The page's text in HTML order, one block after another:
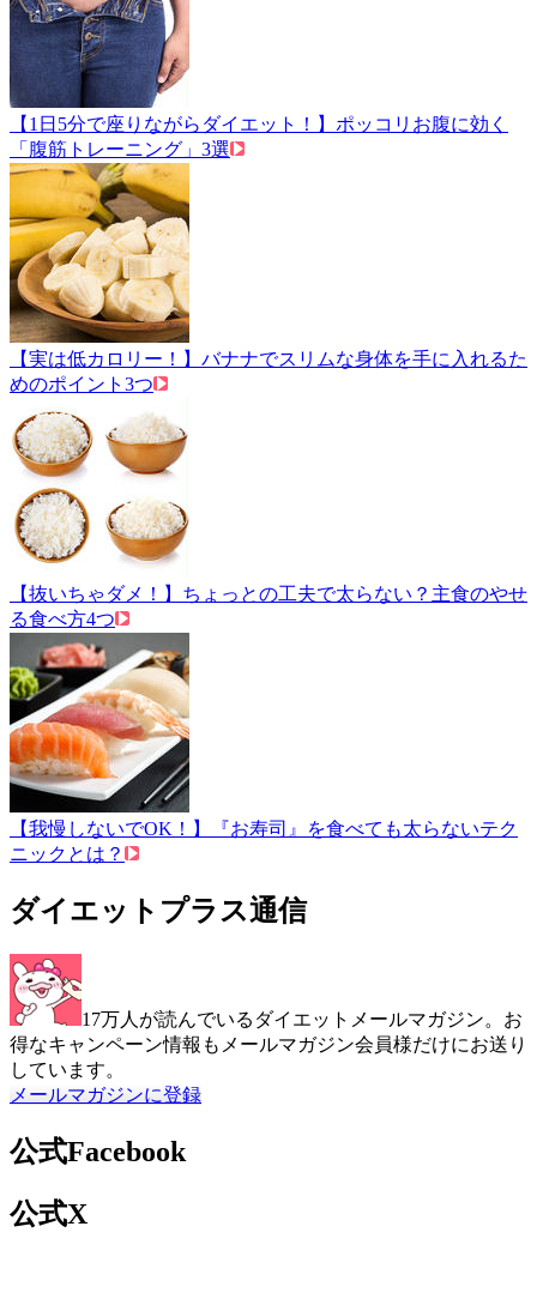
【1日5分で座りながらダイエット！】ポッコリお腹に効く
「腹筋トレーニング」3選
【実は低カロリー！】バナナでスリムな身体を手に入れるた
めのポイント3つ
【抜いちゃダメ！】ちょっとの工夫で太らない？主食のやせ
る食べ方4つ
【我慢しないでOK！】『お寿司』を食べても太らないテク
ニックとは？
ダイエットプラス通信
17万人が読んでいるダイエットメールマガジン。お
得なキャンペーン情報もメールマガジン会員様だけにお送り
しています。
メールマガジンに登録
公式Facebook
公式X